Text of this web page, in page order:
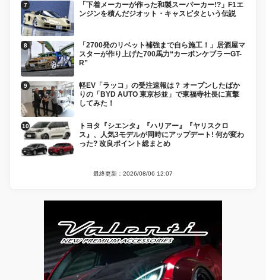
「下着メーカーが作った和製スーパーカー!?」F1エ
ンジンを積んだジオット・キャスピタという伝説
「2700発のリベット補強まで自ら施工！」居酒屋マ
スターが作り上げた700馬力“カーボンケブラーGT-
R”
軽EV「ラッコ」の受注速報は？ オープンしたばか
りの「BYD AUTO 東京杉並」で東福寺社長に直撃
してみた！
トヨタ『シエンタ』『ハリアー』『ヤリスクロ
ス』、人気3モデルが同時にアップデート! 何が変わ
った? 改良ポイント総まとめ
最終更新：2026/08/06 12:07